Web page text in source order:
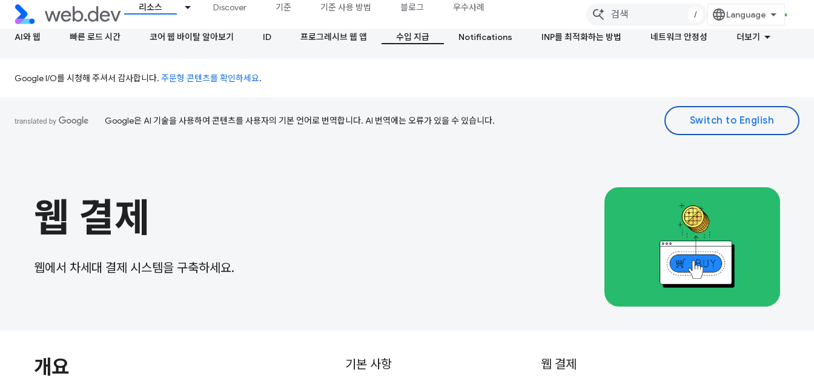
리소스 Discover 기준 기준 사용 방법 블로그 우수사례
/
AI와 웹 빠른 로드 시간 코어 웹 바이탈 알아보기 ID 프로그레시브 웹 앱 수입 지급 Notifications INP를 최적화하는 방법 네트워크 안정성 더보기
Google I/O를 시청해 주셔서 감사합니다. 주문형 콘텐츠를 확인하세요.
Google은 AI 기술을 사용하여 콘텐츠를 사용자의 기본 언어로 번역합니다. AI 번역에는 오류가 있을 수 있습니다.
웹 결제
웹에서 차세대 결제 시스템을 구축하세요.
개요 기본 사항 웹 결제